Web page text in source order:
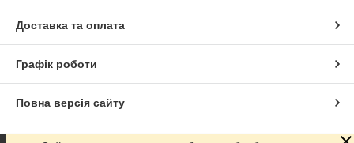
Доставка та оплата
Графік роботи
Повна версія сайту